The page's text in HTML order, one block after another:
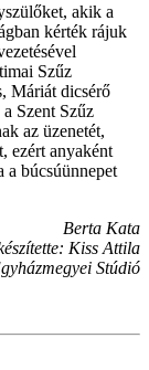
akik a
kérték rájuk
Szűz
Máriát dicsérő
Szent Szűz
az üzenetét,
ezért anyaként
a búcsúünnepet
Berta Kata
Kiss Attila
Stúdió